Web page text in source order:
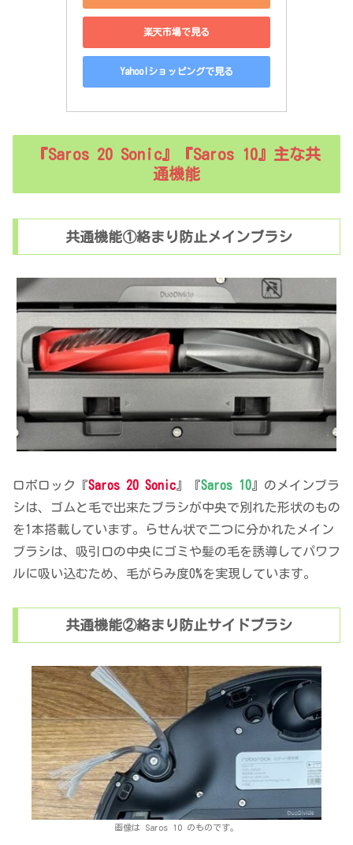
楽天市場で見る
Yahoo!ショッピングで見る
『Saros 20 Sonic』『Saros 10』主な共
通機能
共通機能①絡まり防止メインブラシ
ロボロック『Saros 20 Sonic 』『Saros 10 』のメインブラ
シは、ゴムと毛で出来たブラシが中央で別れた形状のもの
を1本搭載しています。らせん状で二つに分かれたメイン
ブラシは、吸引口の中央にゴミや髪の毛を誘導してパワフ
ルに吸い込むため、毛がらみ度0%を実現しています。
共通機能②絡まり防止サイドブラシ
画像は Saros 10 のものです。